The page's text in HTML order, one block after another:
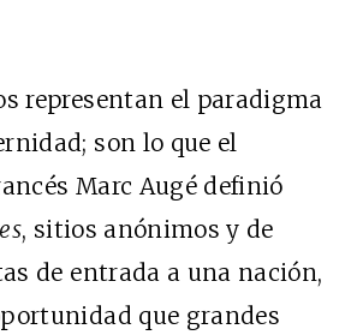
representan el paradigma
son lo que el
Marc Augé definió
, sitios anónimos y de
de entrada a una nación,
que grandes